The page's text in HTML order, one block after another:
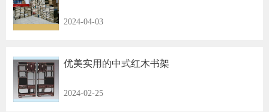
2024-04-03
优美实用的中式红木书架
2024-02-25